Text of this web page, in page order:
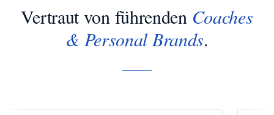
Vertraut von führenden Coaches
& Personal Brands.